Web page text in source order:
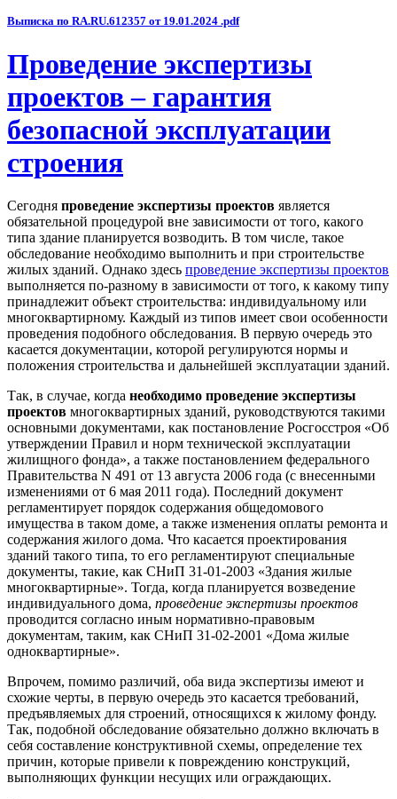
Выписка по RA.RU.612357 от 19.01.2024 .pdf
Проведение экспертизы
проектов – гарантия
безопасной эксплуатации
строения
Сегодня проведение экспертизы проектов является
обязательной процедурой вне зависимости от того, какого
типа здание планируется возводить. В том числе, такое
обследование необходимо выполнить и при строительстве
жилых зданий. Однако здесь проведение экспертизы проектов
выполняется по-разному в зависимости от того, к какому типу
принадлежит объект строительства: индивидуальному или
многоквартирному. Каждый из типов имеет свои особенности
проведения подобного обследования. В первую очередь это
касается документации, которой регулируются нормы и
положения строительства и дальнейшей эксплуатации зданий.
Так, в случае, когда необходимо проведение экспертизы
проектов многоквартирных зданий, руководствуются такими
основными документами, как постановление Росгосстроя «Об
утверждении Правил и норм технической эксплуатации
жилищного фонда», а также постановлением федерального
Правительства N 491 от 13 августа 2006 года (с внесенными
изменениями от 6 мая 2011 года). Последний документ
регламентирует порядок содержания общедомового
имущества в таком доме, а также изменения оплаты ремонта и
содержания жилого дома. Что касается проектирования
зданий такого типа, то его регламентируют специальные
документы, такие, как СНиП 31-01-2003 «Здания жилые
многоквартирные». Тогда, когда планируется возведение
индивидуального дома, проведение экспертизы проектов
проводится согласно иным нормативно-правовым
документам, таким, как СНиП 31-02-2001 «Дома жилые
одноквартирные».
Впрочем, помимо различий, оба вида экспертизы имеют и
схожие черты, в первую очередь это касается требований,
предъявляемых для строений, относящихся к жилому фонду.
Так, подобной обследование обязательно должно включать в
себя составление конструктивной схемы, определение тех
причин, которые привели к повреждению конструкций,
выполняющих функции несущих или ограждающих.